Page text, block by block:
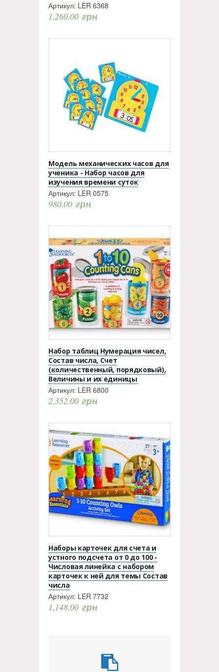
Артикул: LER 6368
1,260.00 грн
Модель механических часов для
ученика - Набор часов для
изучения времени суток
Артикул: LER 0575
980.00 грн
Набор таблиц Нумерация чисел,
Состав числа, Счет
(количественный, порядковый),
Величины и их единицы
Артикул: LER 6800
2,352.00 грн
Наборы карточек для счета и
устного подсчета от 0 до 100 -
Числовая линейка с набором
карточек к ней для темы Состав
числа
Артикул: LER 7732
1,148.00 грн